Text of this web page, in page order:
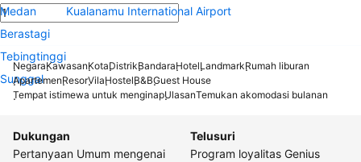
Medan
Berastagi
Tebingtinggi
Sunggal
Kualanamu International Airport
NegaraKawasanKotaDistrikBandaraHotelLandmarkRumah liburan
ApartemenResorVilaHostelB&BGuest House
Tempat istimewa untuk menginapUlasanTemukan akomodasi bulanan
Dukungan
Pertanyaan Umum mengenai
Telusuri
Program loyalitas Genius